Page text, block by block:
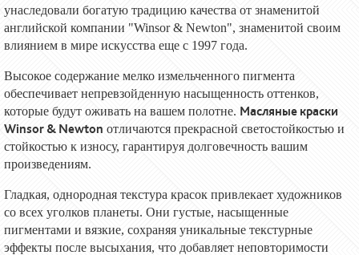
унаследовали богатую традицию качества от знаменитой
английской компании "Winsor & Newton", знаменитой своим
влиянием в мире искусства еще с 1997 года.
Высокое содержание мелко измельченного пигмента
обеспечивает непревзойденную насыщенность оттенков,
которые будут оживать на вашем полотне. Масляные краски
Winsor & Newton отличаются прекрасной светостойкостью и
стойкостью к износу, гарантируя долговечность вашим
произведениям.
Гладкая, однородная текстура красок привлекает художников
со всех уголков планеты. Они густые, насыщенные
пигментами и вязкие, сохраняя уникальные текстурные
эффекты после высыхания, что добавляет неповторимости